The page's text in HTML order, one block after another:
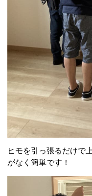
ヒモを引っ張るだけで
がなく簡単です！